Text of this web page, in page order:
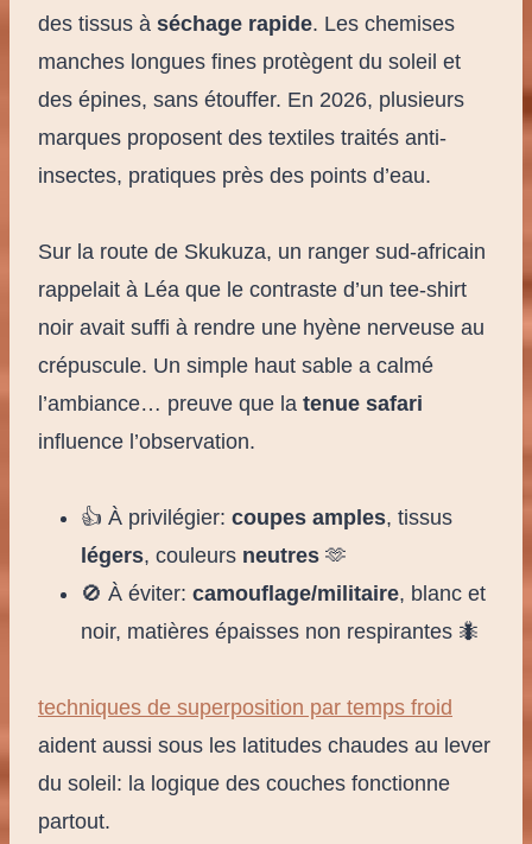
des tissus à séchage rapide. Les chemises
manches longues fines protègent du soleil et
des épines, sans étouffer. En 2026, plusieurs
marques proposent des textiles traités anti-
insectes, pratiques près des points d’eau.
Sur la route de Skukuza, un ranger sud-africain
rappelait à Léa que le contraste d’un tee-shirt
noir avait suffi à rendre une hyène nerveuse au
crépuscule. Un simple haut sable a calmé
l’ambiance… preuve que la tenue safari
influence l’observation.
👍 À privilégier: coupes amples, tissus
légers, couleurs neutres 🫶
🚫 À éviter: camouflage/militaire, blanc et
noir, matières épaisses non respirantes 🐜
techniques de superposition par temps froid
aident aussi sous les latitudes chaudes au lever
du soleil: la logique des couches fonctionne
partout.